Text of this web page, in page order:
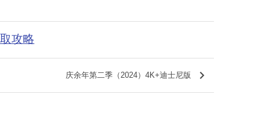
攻略
庆余年第二季（2024）4K+迪士尼版 keyboard_arrow_right